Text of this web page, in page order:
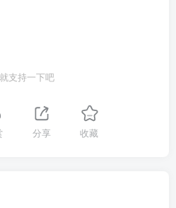
支持一下吧
分享 收藏